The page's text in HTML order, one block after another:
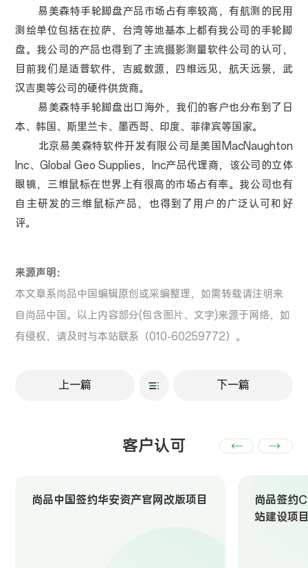
易美森特手轮脚盘产品市场占有率较高，有航测的民用
测绘单位包括在拉萨、台湾等地基本上都有我公司的手轮脚
盘。我公司的产品也得到了主流摄影测量软件公司的认可，
目前我们是适普软件，吉威数源，四维远见，航天远景，武
汉吉奥等公司的硬件供货商。
易美森特手轮脚盘出口海外，我们的客户也分布到了日
本、韩国、斯里兰卡、墨西哥、印度、菲律宾等国家。
北京易美森特软件开发有限公司是美国MacNaughton
Inc、Global Geo Supplies，Inc产品代理商，该公司的立体
眼镜，三维鼠标在世界上有很高的市场占有率。我公司也有
自主研发的三维鼠标产品，也得到了用户的广泛认可和好
评。
来源声明：
本文章系尚品中国编辑原创或采编整理，如需转载请注明来
自尚品中国。以上内容部分(包含图片、文字)来源于网络，如
有侵权，请及时与本站联系（010-60259772）。
上一篇 下一篇
客户认可
尚品中国签约华安资产官网改版项目
尚品签约
站建设项